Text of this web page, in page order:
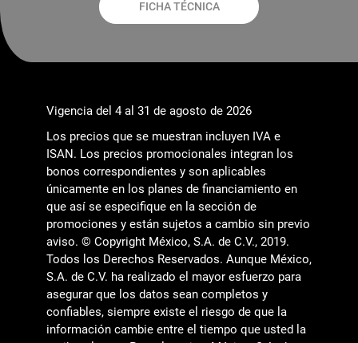
FICHA TÉCNICA
Vigencia del 4 al 31 de agosto de 2026
Los precios que se muestran incluyen IVA e
ISAN. Los precios promocionales integran los
bonos correspondientes y son aplicables
únicamente en los planes de financiamiento en
que así se especifique en la sección de
promociones y están sujetos a cambio sin previo
aviso. © Copyright México, S.A. de C.V., 2019.
Todos los Derechos Reservados. Aunque México,
S.A. de C.V. ha realizado el mayor esfuerzo para
asegurar que los datos sean completos y
confiables, siempre existe el riesgo de que la
información cambie entre el tiempo que usted la